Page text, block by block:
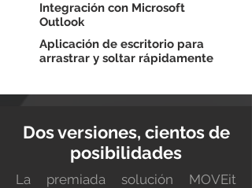
Integración con Microsoft
Outlook
Aplicación de escritorio para
arrastrar y soltar rápidamente
Dos versiones, cientos de
posibilidades
La premiada solución MOVEit